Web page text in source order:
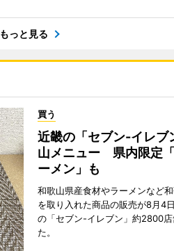
もっと見る
買う
近畿の「セブン-イレブ
山メニュー 県内限定
ーメン」も
和歌山県産食材やラーメンなど
を取り入れた商品の販売が8月4
の「セブン-イレブン」約2800店
た。